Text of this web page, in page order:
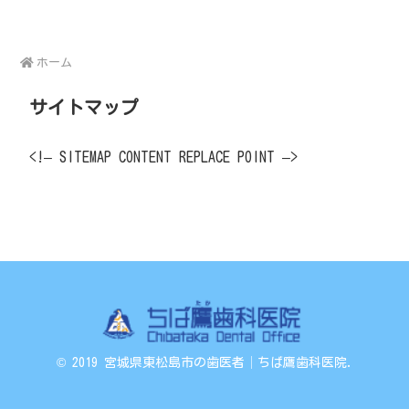
ホーム
サイトマップ
<!– SITEMAP CONTENT REPLACE POINT –>
© 2019 宮城県東松島市の歯医者│ちば鷹歯科医院.